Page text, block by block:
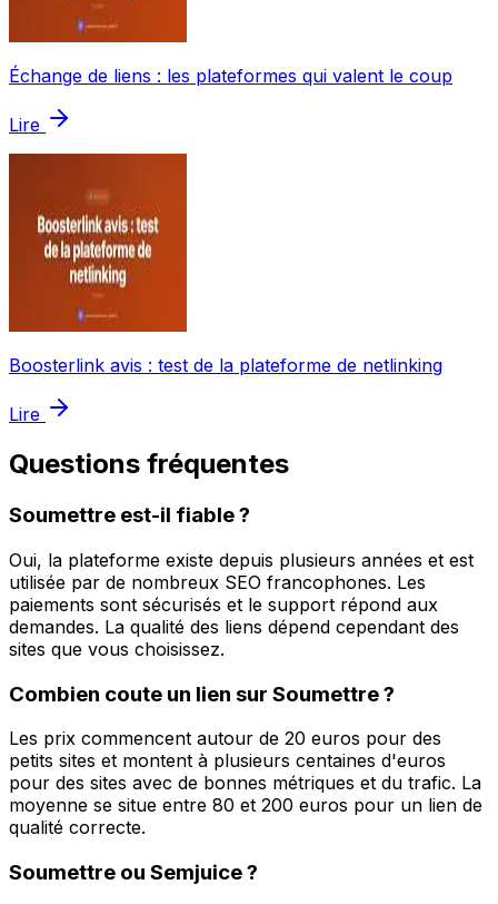
Échange de liens : les plateformes qui valent le coup
Lire
Boosterlink avis : test de la plateforme de netlinking
Lire
Questions fréquentes
Soumettre est-il fiable ?
Oui, la plateforme existe depuis plusieurs années et est
utilisée par de nombreux SEO francophones. Les
paiements sont sécurisés et le support répond aux
demandes. La qualité des liens dépend cependant des
sites que vous choisissez.
Combien coute un lien sur Soumettre ?
Les prix commencent autour de 20 euros pour des
petits sites et montent à plusieurs centaines d'euros
pour des sites avec de bonnes métriques et du trafic. La
moyenne se situe entre 80 et 200 euros pour un lien de
qualité correcte.
Soumettre ou Semjuice ?